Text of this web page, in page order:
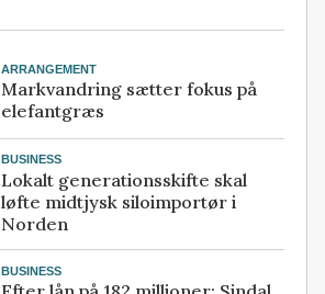
ARRANGEMENT
Markvandring sætter fokus på
elefantgræs
BUSINESS
Lokalt generationsskifte skal
løfte midtjysk siloimportør i
Norden
BUSINESS